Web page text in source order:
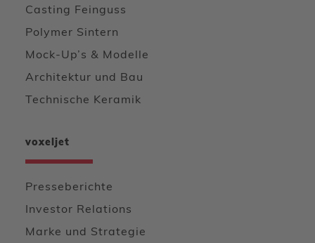
Casting Feinguss
Polymer Sintern
Mock-Up’s & Modelle
Architektur und Bau
Technische Keramik
voxeljet
Presseberichte
Investor Relations
Marke und Strategie